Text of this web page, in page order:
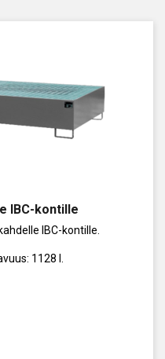
IBC-kontille
IBC-kontille.
1128 l.